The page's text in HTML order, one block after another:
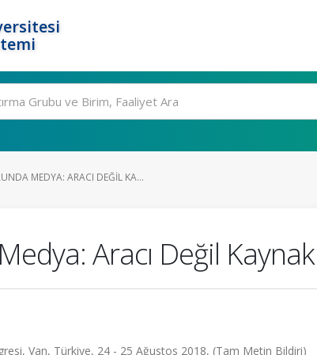
MEDYA: ARACI DEĞIL KA...
Aracı Değil Kaynak
Van, Türkiye, 24 - 25 Ağustos 2018, (Tam Metin Bildiri)